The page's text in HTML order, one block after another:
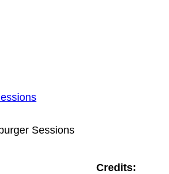
Sessions
Credits: